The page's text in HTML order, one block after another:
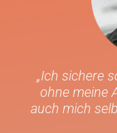
„Ich sichere
ohne meine
auch mich